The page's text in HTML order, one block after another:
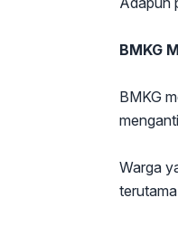
BMKG
BMKG
Warga